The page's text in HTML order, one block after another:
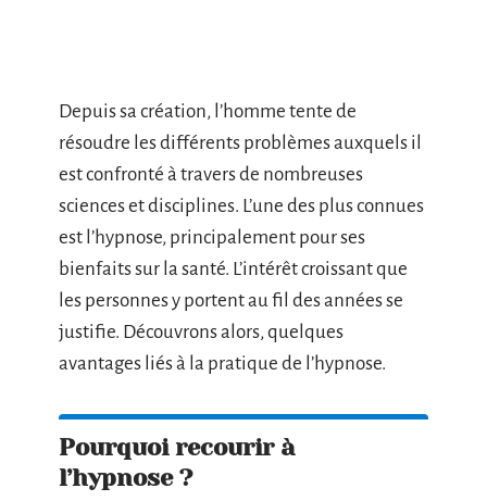
Depuis sa création, l’homme tente de
résoudre les différents problèmes auxquels il
est confronté à travers de nombreuses
sciences et disciplines. L’une des plus connues
est l’hypnose, principalement pour ses
bienfaits sur la santé. L’intérêt croissant que
les personnes y portent au fil des années se
justifie. Découvrons alors, quelques
avantages liés à la pratique de l’hypnose.
Pourquoi recourir à
l’hypnose ?